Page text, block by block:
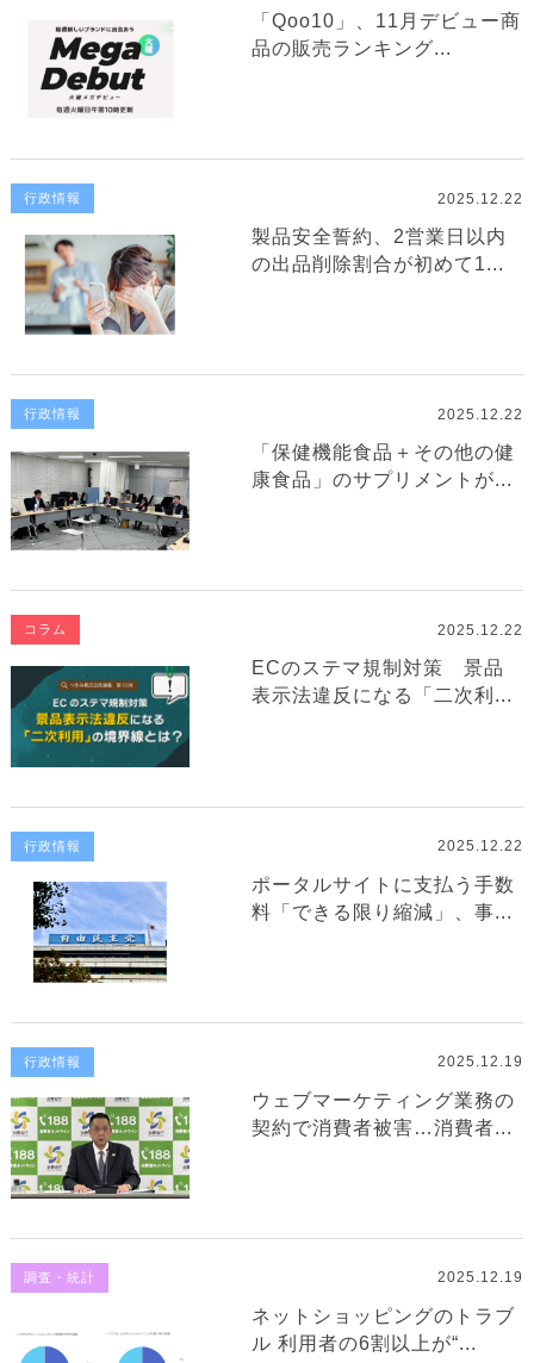
「Qoo10」、11月デビュー商
品の販売ランキング...
行政情報 2025.12.22
製品安全誓約、2営業日以内
の出品削除割合が初めて1...
行政情報 2025.12.22
「保健機能食品＋その他の健
康食品」のサプリメントが...
コラム 2025.12.22
ECのステマ規制対策 景品
表示法違反になる「二次利...
行政情報 2025.12.22
ポータルサイトに支払う手数
料「できる限り縮減」、事...
行政情報 2025.12.19
ウェブマーケティング業務の
契約で消費者被害…消費者...
調査・統計 2025.12.19
ネットショッピングのトラブ
ル 利用者の6割以上が“...